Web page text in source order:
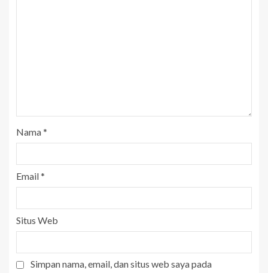
Nama*
Email*
Situs Web
Simpan nama, email, dan situs web saya pada